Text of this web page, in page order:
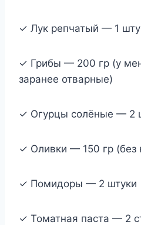
✓ Лук репчатый — 1
✓ Грибы — 200 гр (у
заранее отварные)
✓ Огурцы солёные — 2
✓ Оливки — 150 гр (без
✓ Помидоры — 2 штуки
✓ Томатная паста — 2